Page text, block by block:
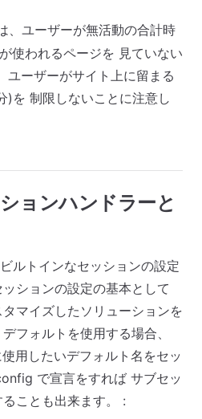
、ユーザーが無活動の合計時
使われるページを 見ていない
ユーザーがサイト上に留まる
)を 制限しないことに注意し
ョンハンドラーと
ルトインなセッションの設定
ションの設定の基本として
マイズしたソリューションを
フォルトを使用する場合、
用したいデフォルト名をセッ
で宣言をすれば サブセッ
ことも出来ます。 :